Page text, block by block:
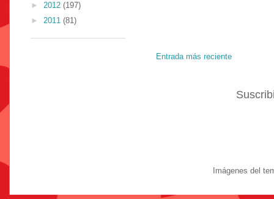
Entrada más reciente
► 2012 (197)
► 2011 (81)
Imágenes del